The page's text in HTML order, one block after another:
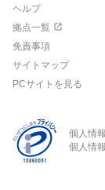
ヘルプ
拠点一覧
免責事項
サイトマップ
PCサイトを見る
個人情
個人情